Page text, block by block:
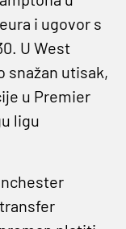
i ugovor s
U West
snažan utisak,
u Premier
ligu